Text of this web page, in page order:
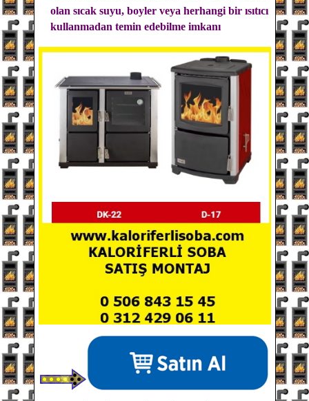
olan sıcak suyu, boyler veya herhangi bir ısıtıcı
kullanmadan temin edebilme imkanı